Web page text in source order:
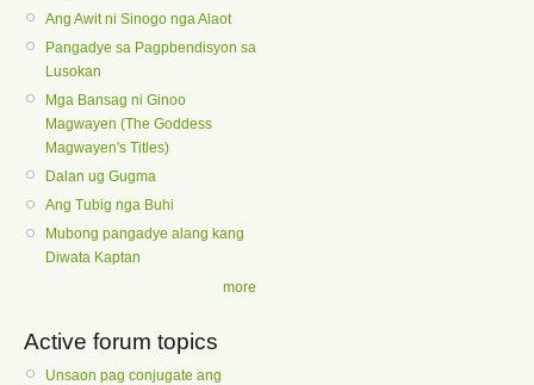
Ang Awit ni Sinogo nga Alaot
Pangadye sa Pagpbendisyon sa
Lusokan
Mga Bansag ni Ginoo
Magwayen (The Goddess
Magwayen's Titles)
Dalan ug Gugma
Ang Tubig nga Buhi
Mubong pangadye alang kang
Diwata Kaptan
more
Active forum topics
Unsaon pag conjugate ang